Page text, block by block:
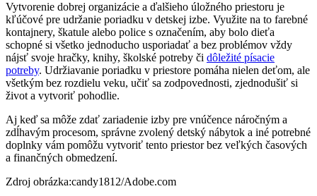
Vytvorenie dobrej organizácie a ďalšieho úložného priestoru je
kľúčové pre udržanie poriadku v detskej izbe. Využite na to farebné
kontajnery, škatule alebo police s označením, aby bolo dieťa
schopné si všetko jednoducho usporiadať a bez problémov vždy
nájsť svoje hračky, knihy, školské potreby či dôležité písacie
potreby. Udržiavanie poriadku v priestore pomáha nielen deťom, ale
všetkým bez rozdielu veku, učiť sa zodpovednosti, zjednodušiť si
život a vytvoriť pohodlie.
Aj keď sa môže zdať zariadenie izby pre vnúčence náročným a
zdĺhavým procesom, správne zvolený detský nábytok a iné potrebné
doplnky vám pomôžu vytvoriť tento priestor bez veľkých časových
a finančných obmedzení.
Zdroj obrázka:candy1812/Adobe.com